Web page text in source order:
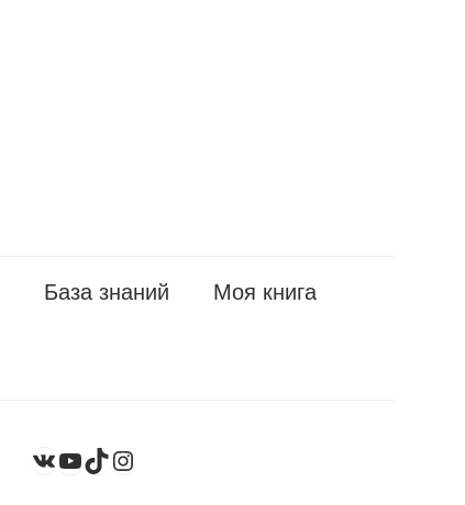
База знаний Моя книга
ВКонтакте
YouTube
TikTokInstagram